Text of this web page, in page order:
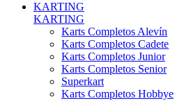
Karts Completos Alevín
Karts Completos Cadete
Karts Completos Junior
Karts Completos Senior
Superkart
Karts Completos Hobbye
Remolques